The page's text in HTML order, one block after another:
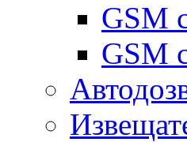
GSM
GSM